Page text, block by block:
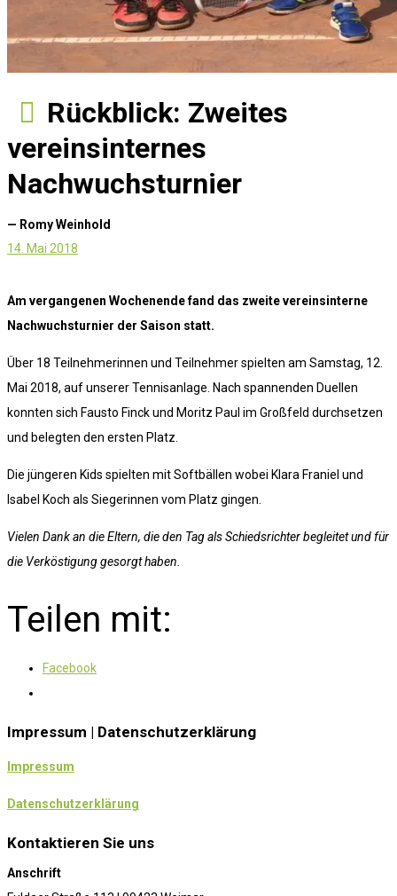
Rückblick: Zweites
vereinsinternes
Nachwuchsturnier
— Romy Weinhold
14. Mai 2018
Am vergangenen Wochenende fand das zweite vereinsinterne
Nachwuchsturnier der Saison statt.
Über 18 Teilnehmerinnen und Teilnehmer spielten am Samstag, 12.
Mai 2018, auf unserer Tennisanlage. Nach spannenden Duellen
konnten sich Fausto Finck und Moritz Paul im Großfeld durchsetzen
und belegten den ersten Platz.
Die jüngeren Kids spielten mit Softbällen wobei Klara Franiel und
Isabel Koch als Siegerinnen vom Platz gingen.
Vielen Dank an die Eltern, die den Tag als Schiedsrichter begleitet und für
die Verköstigung gesorgt haben.
Teilen mit:
Facebook
Impressum | Datenschutzerklärung
Impressum
Datenschutzerklärung
Kontaktieren Sie uns
Anschrift